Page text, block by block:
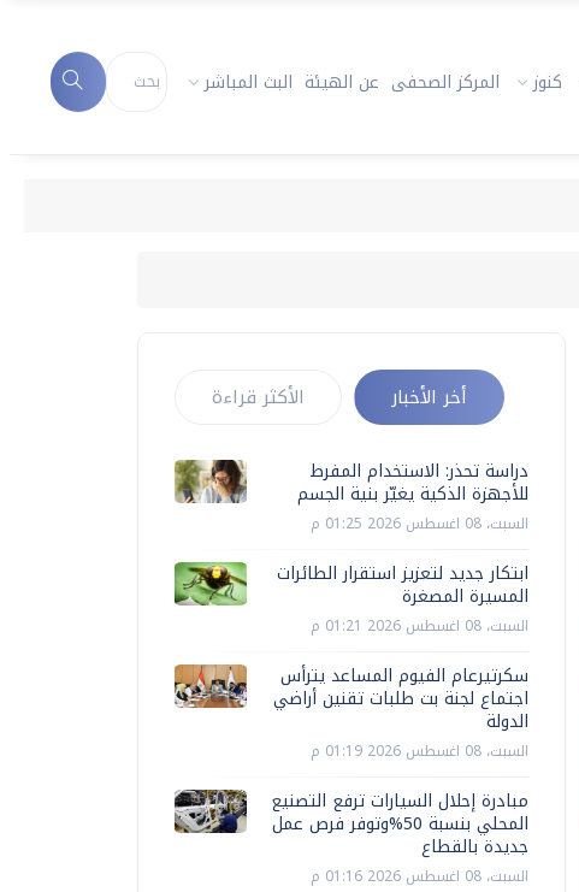
كنوز المركز الصحفى عن الهيئة البث المباشر
أخر الأخبار الأكثر قراءة
دراسة تحذر: الاستخدام المفرط
للأجهزة الذكية يغيّر بنية الجسم
السبت، 08 اغسطس 2026 01:25 م
ابتكار جديد لتعزيز استقرار الطائرات
المسيرة المصغرة
السبت، 08 اغسطس 2026 01:21 م
سكرتيرعام الفيوم المساعد يترأس
اجتماع لجنة بت طلبات تقنين أراضي
الدولة
السبت، 08 اغسطس 2026 01:19 م
مبادرة إحلال السيارات ترفع التصنيع
المحلي بنسبة 50%وتوفر فرص عمل
جديدة بالقطاع
السبت، 08 اغسطس 2026 01:16 م